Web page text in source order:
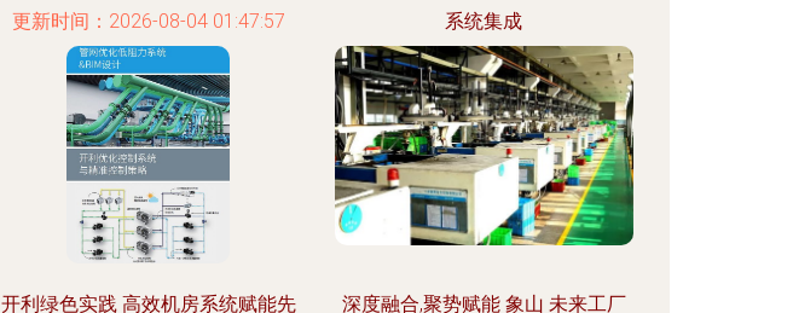
更新时间：2026-08-04 01:47:57
系统集成
更新时间：2026-08-04 00:10:21
开利绿色实践 高效机房系统赋能先 深度融合,聚势赋能 象山 未来工厂